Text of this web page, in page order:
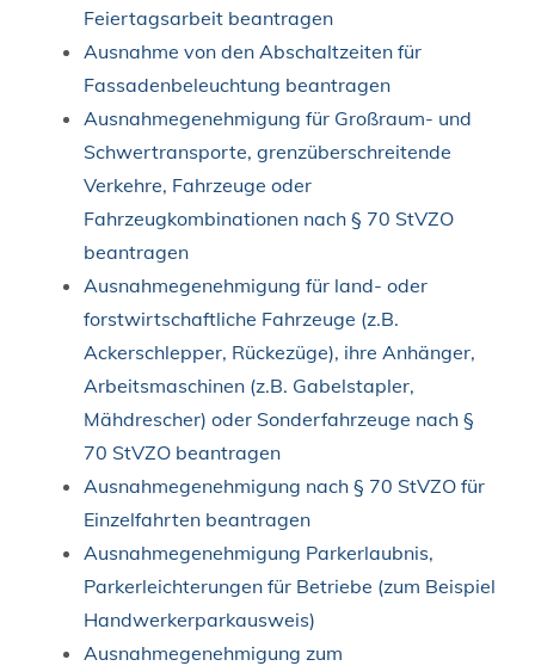
Feiertagsarbeit beantragen
Ausnahme von den Abschaltzeiten für
Fassadenbeleuchtung beantragen
Ausnahmegenehmigung für Großraum- und
Schwertransporte, grenzüberschreitende
Verkehre, Fahrzeuge oder
Fahrzeugkombinationen nach § 70 StVZO
beantragen
Ausnahmegenehmigung für land- oder
forstwirtschaftliche Fahrzeuge (z.B.
Ackerschlepper, Rückezüge), ihre Anhänger,
Arbeitsmaschinen (z.B. Gabelstapler,
Mähdrescher) oder Sonderfahrzeuge nach §
70 StVZO beantragen
Ausnahmegenehmigung nach § 70 StVZO für
Einzelfahrten beantragen
Ausnahmegenehmigung Parkerlaubnis,
Parkerleichterungen für Betriebe (zum Beispiel
Handwerkerparkausweis)
Ausnahmegenehmigung zum